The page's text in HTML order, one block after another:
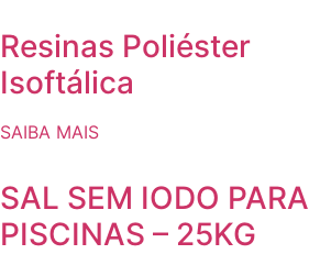
Resinas Poliéster
Isoftálica
SAIBA MAIS
SAL SEM IODO PARA
PISCINAS – 25KG